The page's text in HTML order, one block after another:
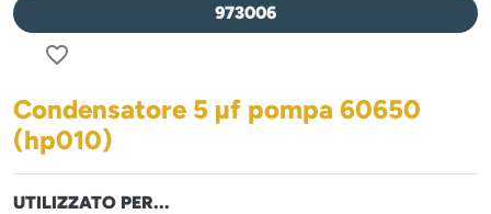
973006
favorite_border
Condensatore 5 µf pompa 60650
(hp010)
UTILIZZATO PER...